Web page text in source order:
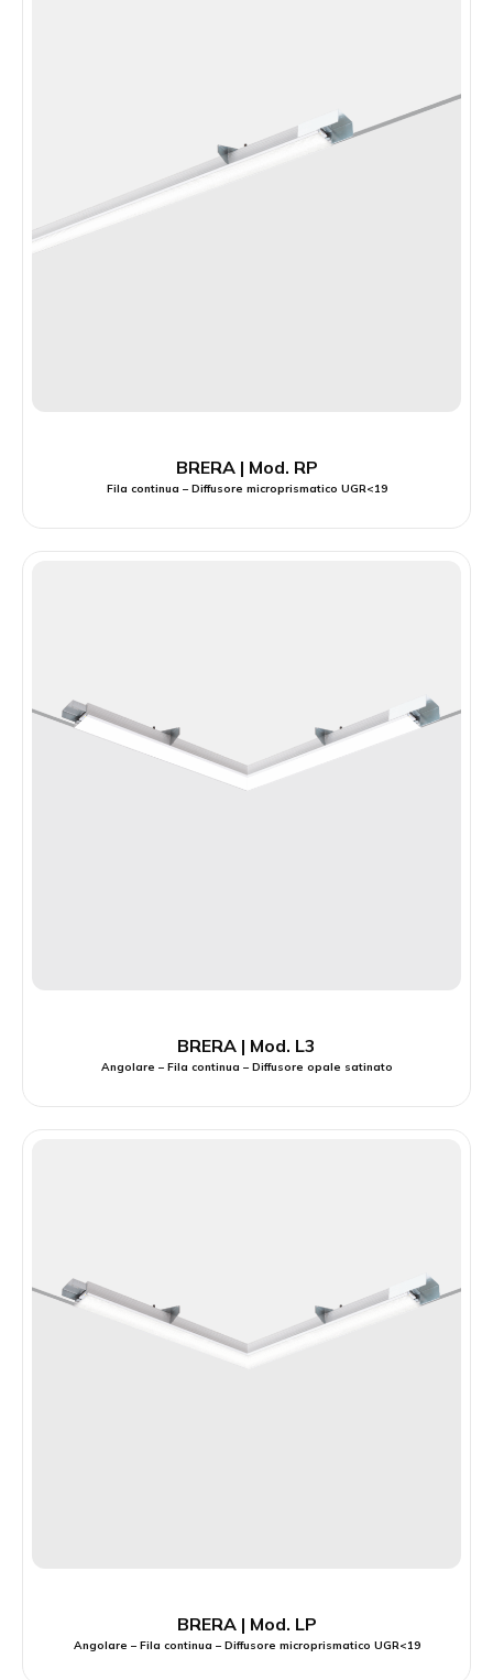
BRERA | Mod. RP
Fila continua – Diffusore microprismatico UGR<19
BRERA | Mod. L3
Angolare – Fila continua – Diffusore opale satinato
BRERA | Mod. LP
Angolare – Fila continua – Diffusore microprismatico UGR<19